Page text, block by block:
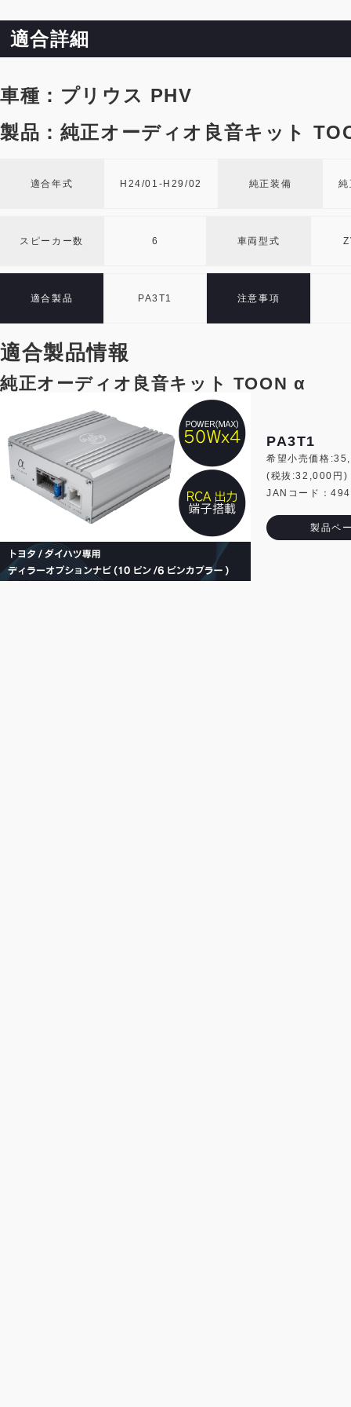
適合詳細
車種：プリウス PHV
製品：純正オーディオ良音キット
適合年式 H24/01-H29/02 純正装備
スピーカー数 6 車両型式
適合製品 PA3T1 注意事項
適合製品情報
純正オーディオ良音キット TOON α
PA3T1
希望小売価格
(税抜:32,000円)
JANコード：
製品ペ